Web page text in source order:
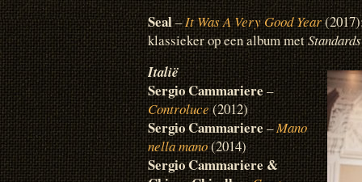
Seal–It Was A Very Good Year
klassieker op een album metStandards
Italië
Sergio Cammariere–
Controluce(2012)
Sergio Cammariere–Mano
nella mano(2014)
Sergio Cammariere &